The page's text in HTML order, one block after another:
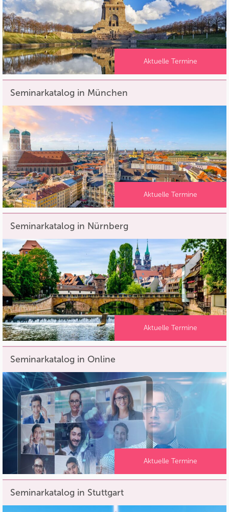
Aktuelle Termine
Seminarkatalog in München
Aktuelle Termine
Seminarkatalog in Nürnberg
Aktuelle Termine
Seminarkatalog in Online
Aktuelle Termine
Seminarkatalog in Stuttgart